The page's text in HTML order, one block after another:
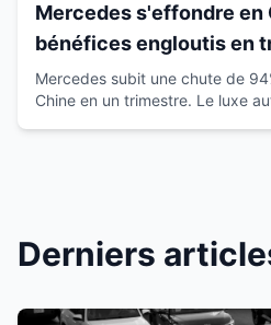
Mercedes s'effondre en
bénéfices engloutis en
européen vacille
Mercedes subit une chute de
Chine en un trimestre. Le luxe
Derniers